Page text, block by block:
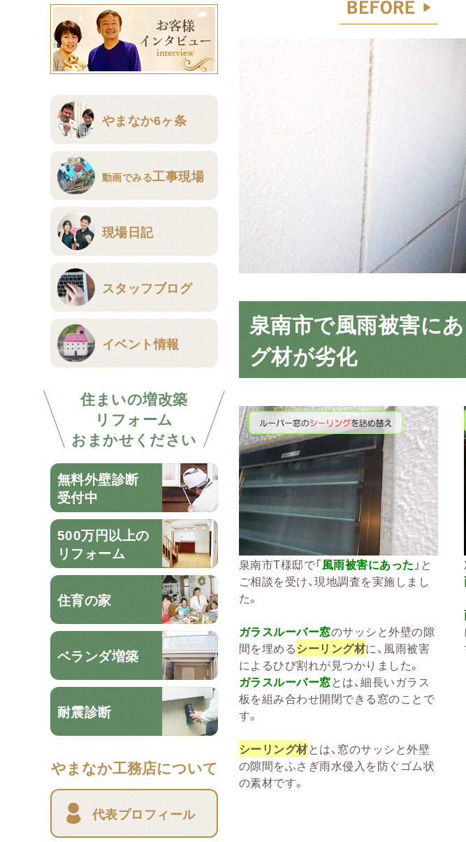
やまなか6ヶ条
動画でみる工事現場
現場日記
スタッフブログ
イベント情報
住まいの増改築
リフォーム
おまかせください
無料外壁診断
受付中
500万円以上の
リフォーム
住育の家
ベランダ増築
耐震診断
やまなか工務店について
代表プロフィール
泉南市で風雨被害に
グ材が劣化
泉南市T様邸で「風雨被害にあった 」と
ご相談を受け、現地調査を実施しまし
た。
ガラスルーバー窓のサッシと外壁の隙
間を埋めるシーリング材に、風雨被害
によるひび割れが見つかりました。
ガラスルーバー窓とは、細長いガラス
板を組み合わせ開閉できる窓のことで
す。
シーリング材とは、窓のサッシと外壁
の隙間をふさぎ雨水侵入を防ぐゴム状
の素材です。